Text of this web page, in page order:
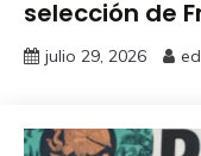
selección de
julio 29, 2026